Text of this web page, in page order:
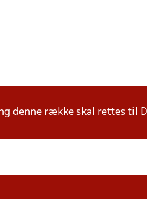
denne række skal rettes til